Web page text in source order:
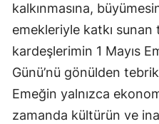
kalkınmasına,
emekleriyle katkı
kardeşlerimin 1 Mayıs
Günü’nü gönülden
Emeğin yalnızca
zamanda kültürün ve